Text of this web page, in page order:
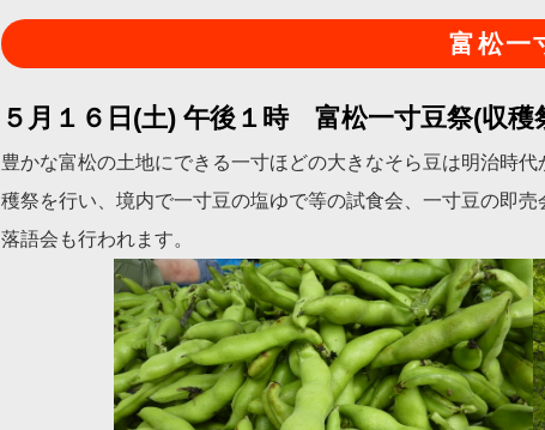
富松一
５月１６日(土) 午後１時 富松一寸豆祭(収穫
豊かな富松の土地にできる一寸ほどの大きなそら豆は明治時
穫祭を行い、境内で一寸豆の塩ゆで等の試食会、一寸豆の即
落語会も行われます。